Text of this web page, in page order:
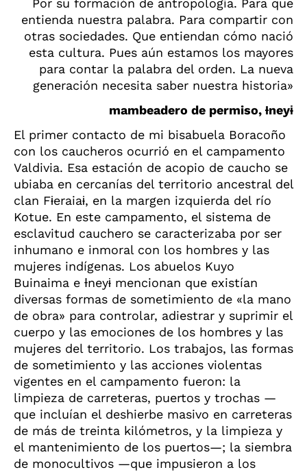
Por su formación de antropología. Para que
entienda nuestra palabra. Para compartir con
otras sociedades. Que entiendan cómo nació
esta cultura. Pues aún estamos los mayores
para contar la palabra del orden. La nueva
generación necesita saber nuestra historia»
mambeadero de permiso, Ɨneyɨ
El primer contacto de mi bisabuela Boracoño
con los caucheros ocurrió en el campamento
Valdivia. Esa estación de acopio de caucho se
ubiaba en cercanías del territorio ancestral del
clan Fɨeraiaɨ, en la margen izquierda del río
Kotue. En este campamento, el sistema de
esclavitud cauchero se caracterizaba por ser
inhumano e inmoral con los hombres y las
mujeres indígenas. Los abuelos Kuyo
Buinaima e Ɨneyɨ mencionan que existían
diversas formas de sometimiento de «la mano
de obra» para controlar, adiestrar y suprimir el
cuerpo y las emociones de los hombres y las
mujeres del territorio. Los trabajos, las formas
de sometimiento y las acciones violentas
vigentes en el campamento fueron: la
limpieza de carreteras, puertos y trochas —
que incluían el deshierbe masivo en carreteras
de más de treinta kilómetros, y la limpieza y
el mantenimiento de los puertos—; la siembra
de monocultivos —que impusieron a los